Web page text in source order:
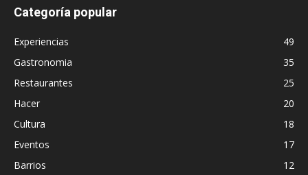
Categoría popular
Experiencias
49
Gastronomia
35
Restaurantes
25
Hacer
20
Cultura
18
Eventos
17
Barrios
12